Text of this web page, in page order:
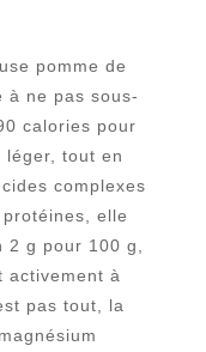
pomme de
à ne pas sous-
calories pour
tout en
complexes
elle
g pour 100 g,
activement à
pas tout, la